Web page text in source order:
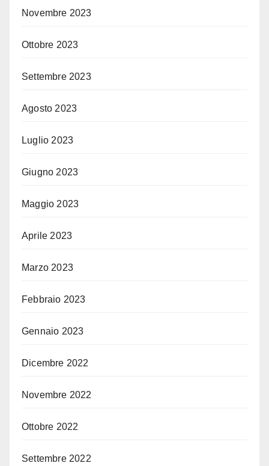
Novembre 2023
Ottobre 2023
Settembre 2023
Agosto 2023
Luglio 2023
Giugno 2023
Maggio 2023
Aprile 2023
Marzo 2023
Febbraio 2023
Gennaio 2023
Dicembre 2022
Novembre 2022
Ottobre 2022
Settembre 2022